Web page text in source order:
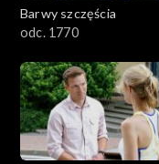
Barwy szczęścia
odc. 1770